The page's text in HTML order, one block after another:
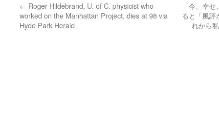
← Roger Hildebrand, U. of C. physicist who
worked on the Manhattan Project, dies at 98 via
Hyde Park Herald
「今、幸
ると「風
れから